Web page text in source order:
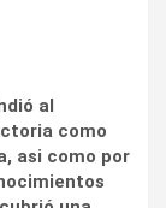
al
como
asi como por